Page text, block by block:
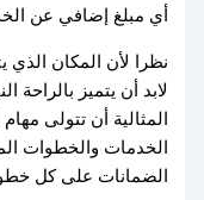
أي مبلغ إضافي عن
نظرا لأن المكان
لابد أن يتميز بالراحة
المثالية أن تتولى
الخدمات والخطوات
الضمانات على كل